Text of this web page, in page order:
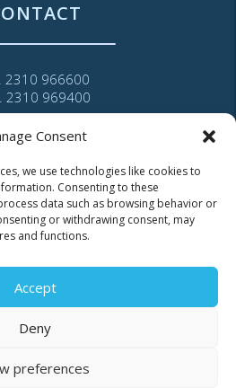
Consent
we use technologies like cookies to
Consenting to these
data such as browsing behavior or
or withdrawing consent, may
and functions.
Accept
Deny
preferences
2310 966600
2310 969400
faults call
for consumers
and third parties